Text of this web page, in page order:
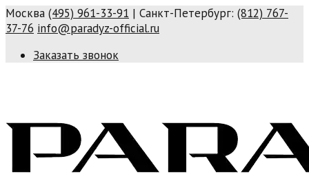
Москва (495) 961-33-91 | Санкт-Петербург: (812) 767-
37-76 info@paradyz-official.ru
Заказать звонок